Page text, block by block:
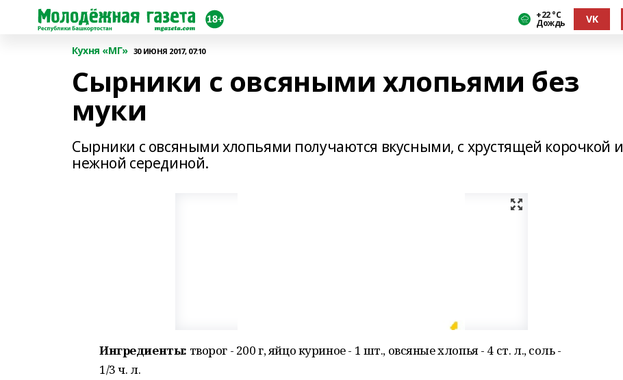
+22 °С
Дождь VK
Кухня «МГ» 30 ИЮНЯ 2017, 07:10
Сырники с овсяными хлопьями без
муки
Сырники с овсяными хлопьями получаются вкусными, с хрустящей корочкой и
нежной серединой.
Ингредиенты: творог - 200 г, яйцо куриное - 1 шт., овсяные хлопья - 4 ст. л., соль -
1/3 ч. л.